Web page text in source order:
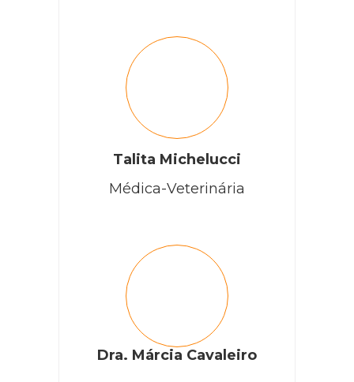
Talita Michelucci
Médica-Veterinária
Dra. Márcia Cavaleiro